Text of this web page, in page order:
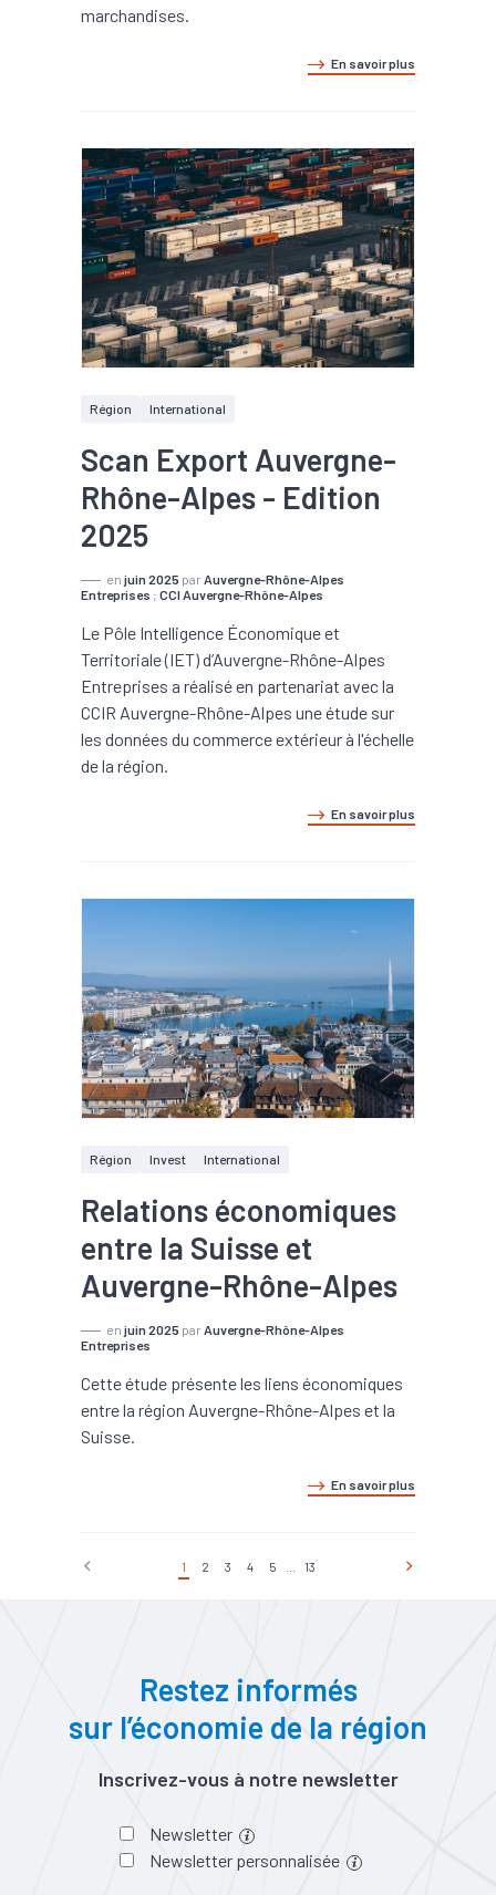
marchandises.
En savoir plus
Région International
Scan Export Auvergne-
Rhône-Alpes - Edition
2025
en juin 2025 par Auvergne-Rhône-Alpes
Entreprises ; CCI Auvergne-Rhône-Alpes
Le Pôle Intelligence Économique et
Territoriale (IET) d’Auvergne-Rhône-Alpes
Entreprises a réalisé en partenariat avec la
CCIR Auvergne-Rhône-Alpes une étude sur
les données du commerce extérieur à l'échelle
de la région.
En savoir plus
Région Invest International
Relations économiques
entre la Suisse et
Auvergne-Rhône-Alpes
en juin 2025 par Auvergne-Rhône-Alpes
Entreprises
Cette étude présente les liens économiques
entre la région Auvergne-Rhône-Alpes et la
Suisse.
En savoir plus
1 2 3 4 5 13
Restez informés
sur l’économie de la région
Inscrivez-vous à notre newsletter
Newsletter
Newsletter personnalisée